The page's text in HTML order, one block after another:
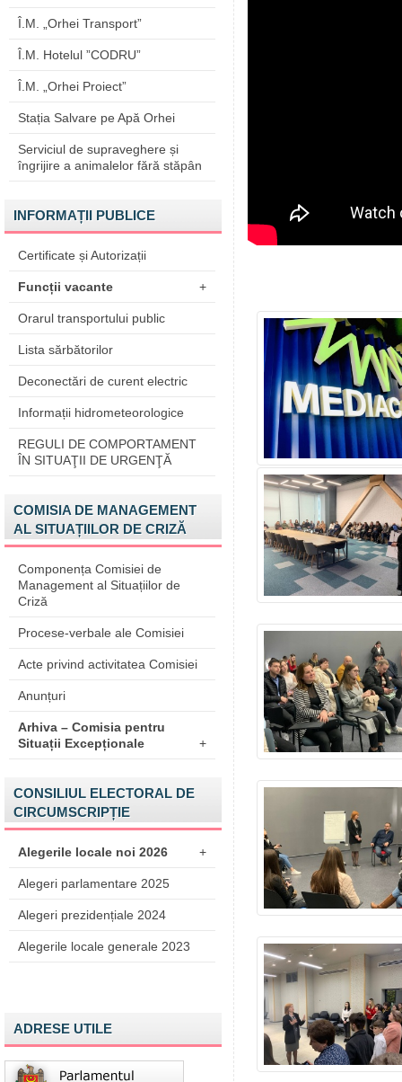
Î.M. „Orhei Transport”
Î.M. Hotelul ”CODRU”
Î.M. „Orhei Proiect”
Stația Salvare pe Apă Orhei
Serviciul de supraveghere și
îngrijire a animalelor fără stăpân
INFORMAȚII PUBLICE
Certificate și Autorizații
Funcții vacante +
Orarul transportului public
Lista sărbătorilor
Deconectări de curent electric
Informații hidrometeorologice
REGULI DE COMPORTAMENT
ÎN SITUAŢII DE URGENŢĂ
COMISIA DE MANAGEMENT
AL SITUAȚIILOR DE CRIZĂ
Componența Comisiei de
Management al Situațiilor de
Criză
Procese-verbale ale Comisiei
Acte privind activitatea Comisiei
Anunțuri
Arhiva – Comisia pentru
Situații Excepționale
+
CONSILIUL ELECTORAL DE
CIRCUMSCRIPȚIE
Alegerile locale noi 2026 +
Alegeri parlamentare 2025
Alegeri prezidențiale 2024
Alegerile locale generale 2023
ADRESE UTILE